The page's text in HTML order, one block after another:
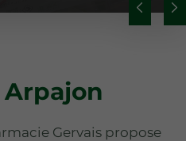
Gervais propose